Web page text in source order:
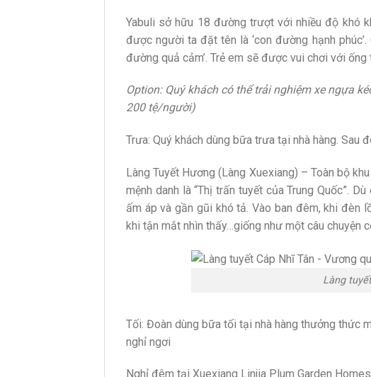
Yabuli sở hữu 18 đường trượt với nhiều độ khó
được người ta đặt tên là ‘con đường hạnh
đường quả cảm’. Trẻ em sẽ được vui chơi với
Option: Quý khách có thể trải nghiệm xe ngựa
200 tệ/người)
Trưa: Quý khách dùng bữa trưa tại nhà hàng. Sau
Làng Tuyết Hương (Làng Xuexiang) – Toàn bộ
mệnh danh là “Thị trấn tuyết của Trung Quốc”.
ấm áp và gần gũi khó tả. Vào ban đêm, khi
khi tận mắt nhìn thấy…giống như một câu chuyện
Làng
Tối: Đoàn dùng bữa tối tại nhà hàng thưởng thức
nghỉ ngơi
Nghỉ đêm tại Xuexiang Linjia Plum Garden